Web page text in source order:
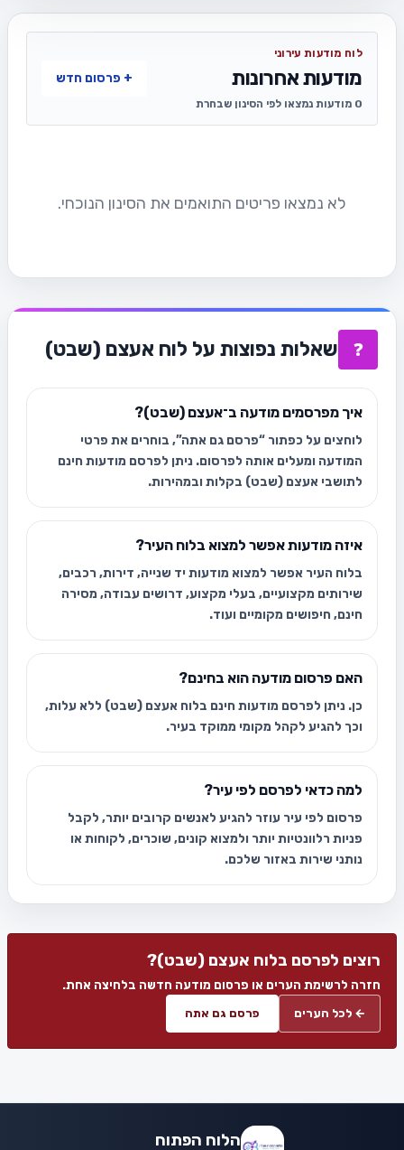
לוח מודעות עירוני
מודעות אחרונות
0 מודעות נמצאו לפי הסינון שבחרת
+ פרסום חדש
לא נמצאו פריטים התואמים את הסינון הנוכחי.
❓ שאלות נפוצות על לוח אעצם (שבט)
איך מפרסמים מודעה ב־אעצם (שבט)?
לוחצים על כפתור “פרסם גם אתה”, בוחרים את פרטי
המודעה ומעלים אותה לפרסום. ניתן לפרסם מודעות חינם
לתושבי אעצם (שבט) בקלות ובמהירות.
איזה מודעות אפשר למצוא בלוח העיר?
בלוח העיר אפשר למצוא מודעות יד שנייה, דירות, רכבים,
שירותים מקצועיים, בעלי מקצוע, דרושים עבודה, מסירה
חינם, חיפושים מקומיים ועוד.
האם פרסום מודעה הוא בחינם?
כן. ניתן לפרסם מודעות חינם בלוח אעצם (שבט) ללא עלות,
וכך להגיע לקהל מקומי ממוקד בעיר.
למה כדאי לפרסם לפי עיר?
פרסום לפי עיר עוזר להגיע לאנשים קרובים יותר, לקבל
פניות רלוונטיות יותר ולמצוא קונים, שוכרים, לקוחות או
נותני שירות באזור שלכם.
רוצים לפרסם בלוח אעצם (שבט)?
חזרה לרשימת הערים או פרסום מודעה חדשה בלחיצה אחת.
← לכל הערים פרסם גם אתה
הלוח הפתוח